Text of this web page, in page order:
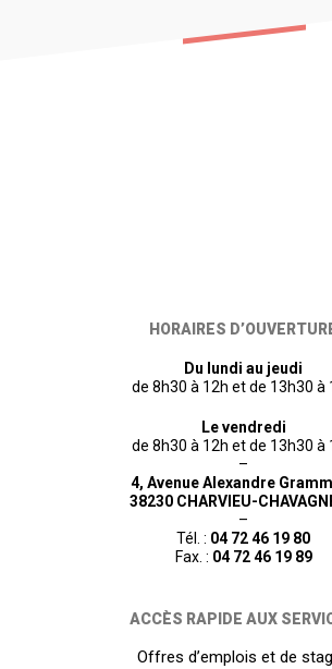
HORAIRES
Du lundi au jeudi
de 8h30 à 12h et de 13h30 à
Le vendredi
de 8h30 à 12h et de 13h30 à
–
4, Avenue Alexandre
38230 CHARVIEU-
–
Tél. : 04 72 46 19 80
Fax. : 04 72 46 19 89
ACCÈS RAPIDE AUX
Offres d’emplois et de